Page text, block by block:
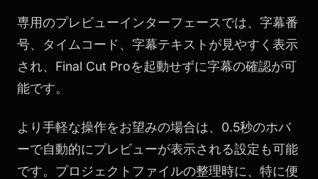
専用のプレビューインターフェースでは、字幕番
号、タイムコード、字幕テキストが見やすく表示
され、Final Cut Proを起動せずに字幕の確認が可
能です。
より手軽な操作をお望みの場合は、0.5秒のホバ
ーで自動的にプレビューが表示される設定も可能
です。プロジェクトファイルの整理時に、特に便